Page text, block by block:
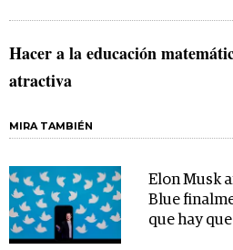
Hacer a la educación
atractiva
MIRA TAMBIÉN
Elon Musk
Blue
que hay